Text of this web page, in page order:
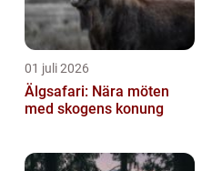
01 juli 2026
Älgsafari: Nära möten
med skogens konung